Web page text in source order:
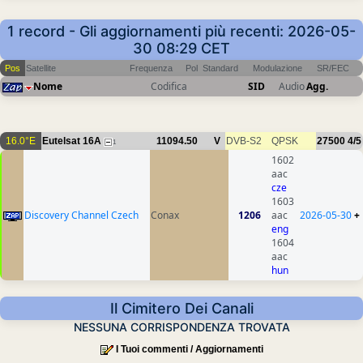
1 record - Gli aggiornamenti più recenti: 2026-05-
30 08:29 CET
Pos Satellite Frequenza Pol Standard Modulazione SR/FEC
Nome Codifica SID AudioAgg.
16.0°E Eutelsat 16A 1 11094.50 V DVB-S2 QPSK 27500 4/5
Discovery Channel Czech Conax 1206
1602
aac
cze
1603
aac
eng
1604
aac
hun
2026-05-30+
Il Cimitero Dei Canali
NESSUNA CORRISPONDENZA TROVATA
I Tuoi commenti / Aggiornamenti